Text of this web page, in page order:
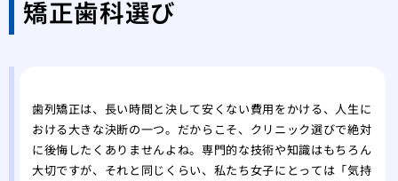
注
矯正歯科選び
歯列矯正は、長い時間と決して安くない費用をかける、人生に
おける大きな決断の一つ。だからこそ、クリニック選びで絶対
に後悔したくありませんよね。専門的な技術や知識はもちろん
大切ですが、それと同じくらい、私たち女子にとっては「気持